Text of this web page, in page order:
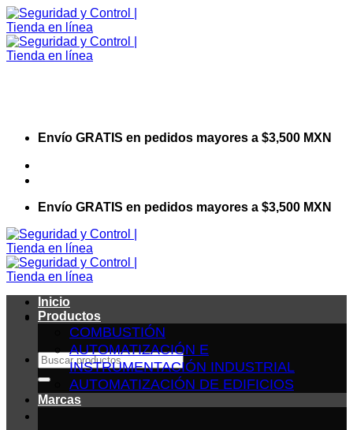
Saltar
al
contenido
Envío GRATIS en pedidos mayores a $3,500 MXN
Envío GRATIS en pedidos mayores a $3,500 MXN
Buscar
por:
Inicio
Productos
COMBUSTIÓN
AUTOMATIZACIÓN E
INSTRUMENTACIÓN INDUSTRIAL
AUTOMATIZACIÓN DE EDIFICIOS
Marcas